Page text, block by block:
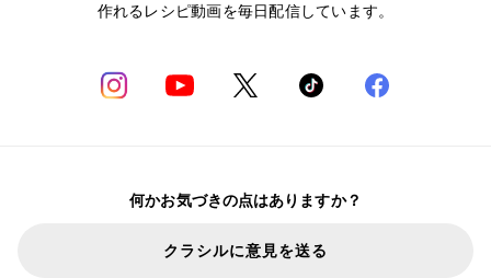
作れるレシピ動画を毎日配信しています。
何かお気づきの点はありますか？
クラシルに意見を送る